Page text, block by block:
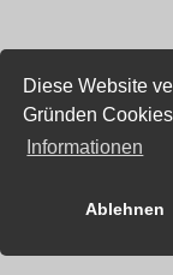
Diese Website
Gründen
Informationen
Ablehnen